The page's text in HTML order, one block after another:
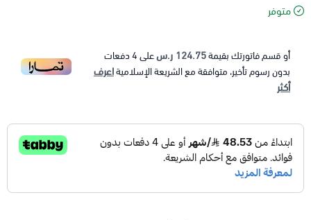
متوفر
أو قسم فاتورتك بقيمة124.75 ر.س على4دفعات
بدون رسوم تأخير، متوافقة مع الشريعة الإسلاميةاعرف
أكثر